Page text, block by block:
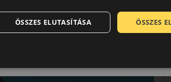
ÖSSZES
ÖSSZES ELUTASÍTÁSA